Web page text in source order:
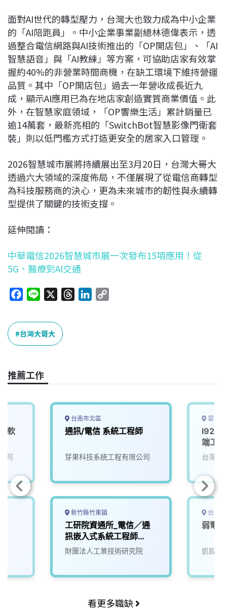
面對AI世代的轉型壓力，台灣大也致力成為中小企業
的「AI陪跑員」。中小企業事業副總林德偉表示，透
過整合電信網路與AI技術推出的「OP開店包」、「AI
智慧語音」與「AI教練」等方案，可協助店家有效掌
握約40%的非營業時間商機，在缺工環境下維持營運
品質。其中「OP開店包」過去一年營收成長近九
成，顯示AI應用已為在地店家創造實質商業價值。此
外，在智慧家庭領域，「OP響樂生活」累計銷量已
逾14萬套，最新亮相的「SwitchBot智慧影像門衛套
裝」則以低門檻方式打造更安全的居家入口管理。
2026智慧城市展將持續展出至3月20日，台灣大哥大
透過六大領域的深度佈局，不僅展現了從電信商轉型
為科技服務商的決心，更為未來城市的韌性與永續轉
型提供了關鍵的技術支撐。
延伸閱讀：
中華電信2026智慧城市展一次發布15項應用！從
5G、醫療到AI交通
c
e
b
o
k
n
e
n
k
台灣大哥大
推薦工作
軟
司
台南市北區
通訊/電信 系統工程師
芽果科技系統工程有限公司
新竹縣竹東鎮
工研院資通所_電信／通
訊嵌入式系統工程師
(V502)
財團法人工業技術研究院
雲林
I92 通
端工
台灣大
台中
弱電
凱銳電
看更多職缺